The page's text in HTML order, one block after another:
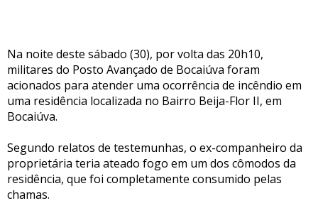
Na noite deste sábado (30), por volta das 20h10,
militares do Posto Avançado de Bocaiúva foram
acionados para atender uma ocorrência de incêndio em
uma residência localizada no Bairro Beija-Flor II, em
Bocaiúva.
Segundo relatos de testemunhas, o ex-companheiro da
proprietária teria ateado fogo em um dos cômodos da
residência, que foi completamente consumido pelas
chamas.